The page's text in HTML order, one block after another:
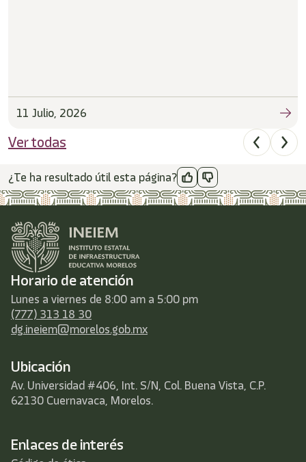
11 Julio, 2026
Ver todas
¿Te ha resultado útil esta página?
Horario de atención
Lunes a viernes de 8:00 am a 5:00 pm
(777) 313 18 30
dg.ineiem@morelos.gob.mx
Ubicación
Av. Universidad #406, Int. S/N, Col. Buena Vista, C.P.
62130 Cuernavaca, Morelos.
Enlaces de interés